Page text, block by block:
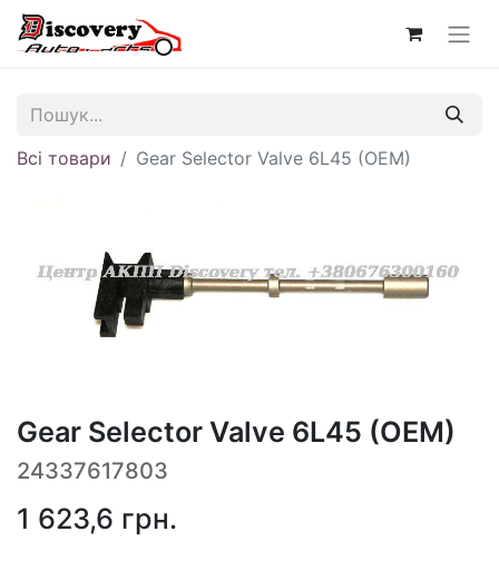
Всі товари Gear Selector Valve 6L45 (OEM)
Gear Selector Valve 6L45 (OEM)
24337617803
1 623,6 грн.